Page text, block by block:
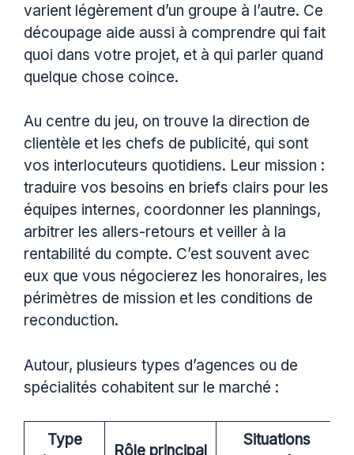
varient légèrement d’un groupe à l’autre. Ce
découpage aide aussi à comprendre qui fait
quoi dans votre projet, et à qui parler quand
quelque chose coince.
Au centre du jeu, on trouve la direction de
clientèle et les chefs de publicité, qui sont
vos interlocuteurs quotidiens. Leur mission :
traduire vos besoins en briefs clairs pour les
équipes internes, coordonner les plannings,
arbitrer les allers-retours et veiller à la
rentabilité du compte. C’est souvent avec
eux que vous négocierez les honoraires, les
périmètres de mission et les conditions de
reconduction.
Autour, plusieurs types d’agences ou de
spécialités cohabitent sur le marché :
Type
Rôle principal
Situations